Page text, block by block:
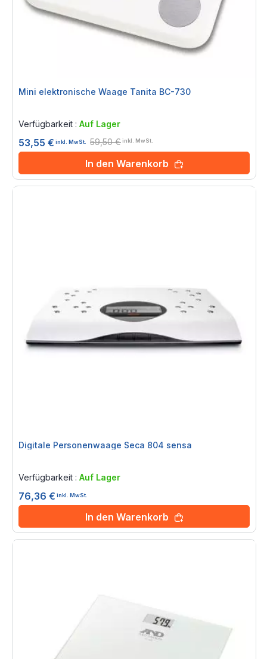
Mini elektronische Waage Tanita BC-730
Verfügbarkeit : Auf Lager
53,55 € inkl. MwSt. 59,50 €inkl. MwSt.
In den Warenkorb
Digitale Personenwaage Seca 804 sensa
Verfügbarkeit : Auf Lager
76,36 € inkl. MwSt.
In den Warenkorb